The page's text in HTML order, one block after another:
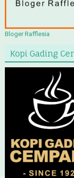
Bloger Rafflesia
Kopi Gading